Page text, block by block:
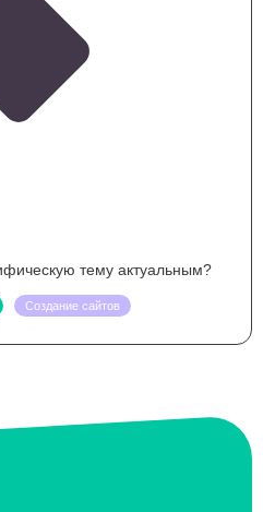
тему актуальным?
Создание сайтов